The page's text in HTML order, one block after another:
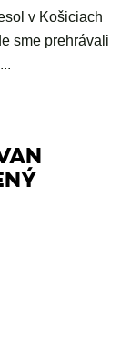
v Košiciach
sme prehrávali